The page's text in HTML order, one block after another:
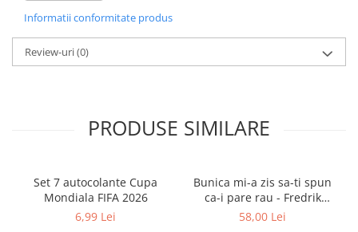
Pensule școlare
Cărți
Cărți ilustrate și interactive
Povești și ficțiune pentru copii
Materiale educaționale
Benzi desenate
Hobby și activități pentru copii
Număr pagini: 10
Colecție: Bebe Smartphone
ISBN: 9789975543149
Dimensiuni: 26.5 × 19 cm
Informatii conformitate produs
Review-uri(0)
PRODUSE SIMILARE
Set 7 autocolante Cupa
Mondiala FIFA 2026
6,99 Lei
Bunica mi-a zis sa-ti spun
ca-i pare rau - Fredrik
Backman
58,00 Lei